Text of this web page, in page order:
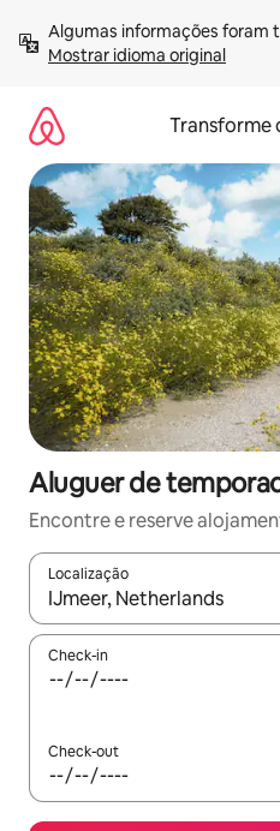
para
Mostrar idioma original
Transforme
Aluguer de
Encontre e reserve
Localização
Quando os resultados
Check-in
Check-out